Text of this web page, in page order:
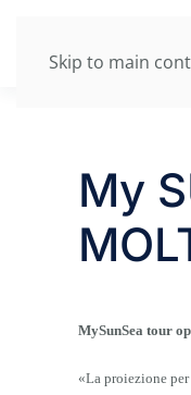
Skip to main
My
MySunSea tour
«La proiezione